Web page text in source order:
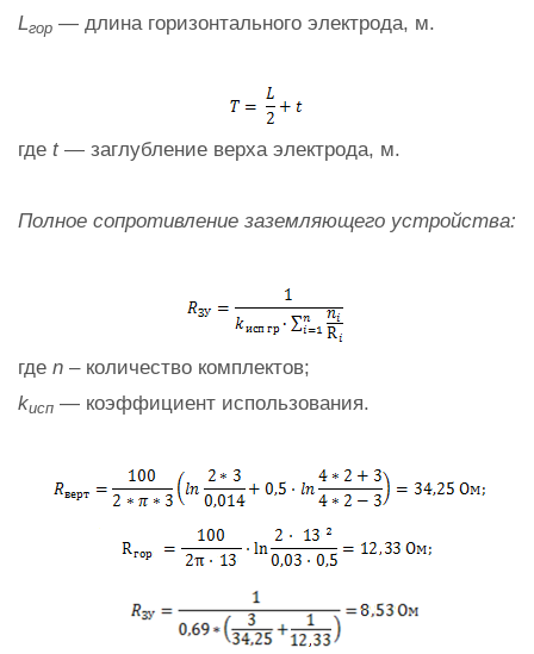
Lгор — длина горизонтального электрода, м.
где t— заглубление верха электрода, м.
Полное сопротивление заземляющего устройства:
где n – количество комплектов;
kисп — коэффициент использования.